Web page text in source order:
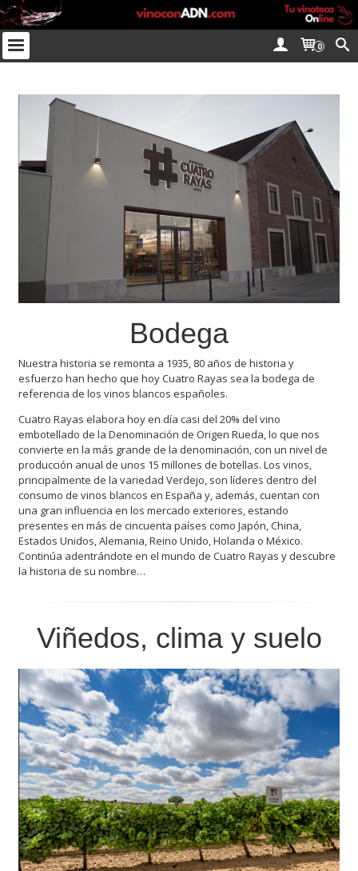
0
Bodega
Nuestra historia se remonta a 1935, 80 años de historia y
esfuerzo han hecho que hoy Cuatro Rayas sea la bodega de
referencia de los vinos blancos españoles.
Cuatro Rayas elabora hoy en día casi del 20% del vino
embotellado de la Denominación de Origen Rueda, lo que nos
convierte en la más grande de la denominación, con un nivel de
producción anual de unos 15 millones de botellas. Los vinos,
principalmente de la variedad Verdejo, son líderes dentro del
consumo de vinos blancos en España y, además, cuentan con
una gran influencia en los mercado exteriores, estando
presentes en más de cincuenta países como Japón, China,
Estados Unidos, Alemania, Reino Unido, Holanda o México.
Continúa adentrándote en el mundo de Cuatro Rayas y descubre
la historia de su nombre…
Viñedos, clima y suelo